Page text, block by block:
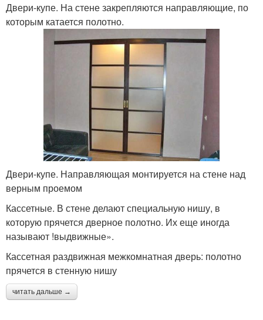
Двери-купе. На стене закрепляются направляющие, по
которым катается полотно.
Двери-купе. Направляющая монтируется на стене над
верным проемом
Кассетные. В стене делают специальную нишу, в
которую прячется дверное полотно. Их еще иногда
называют !выдвижные».
Кассетная раздвижная межкомнатная дверь: полотно
прячется в стенную нишу
читать дальше →